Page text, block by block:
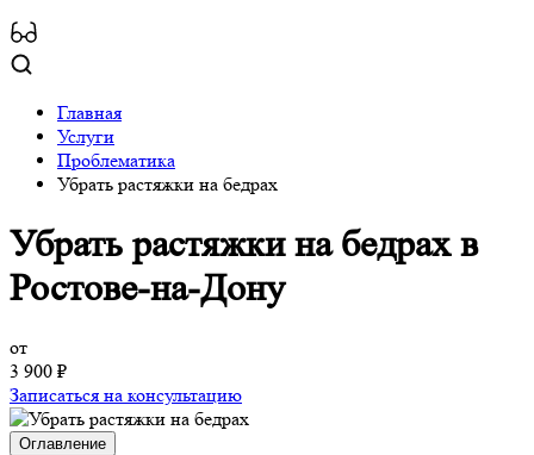
Главная
Услуги
Проблематика
Убрать растяжки на бедрах
Убрать растяжки на бедрахв
Ростове-на-Дону
от
3 900 ₽
Записаться на консультацию
Оглавление